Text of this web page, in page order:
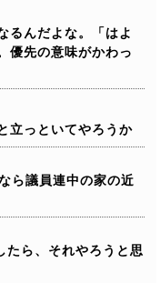
るんだよな。「はよ
優先の意味がかわっ
立っといてやろうか
ら議員連中の家の近
たら、それやろうと思